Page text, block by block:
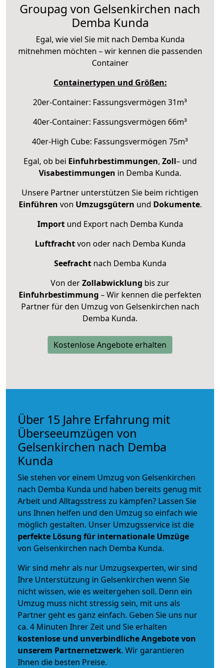
Groupag von Gelsenkirchen nach
Demba Kunda
Egal, wie viel Sie mit nach Demba Kunda
mitnehmen möchten – wir kennen die passenden
Container
Containertypen und Größen:
20er-Container: Fassungsvermögen 31m³
40er-Container: Fassungsvermögen 66m³
40er-High Cube: Fassungsvermögen 75m³
Egal, ob bei Einfuhrbestimmungen, Zoll– und
Visabestimmungen in Demba Kunda.
Unsere Partner unterstützen Sie beim richtigen
Einführen von Umzugsgütern und Dokumente.
Importund Export nach Demba Kunda
Luftfrachtvon oder nach Demba Kunda
Seefrachtnach Demba Kunda
Von derZollabwicklung bis zur
Einfuhrbestimmung – Wir kennen die perfekten
Partner für den Umzug von Gelsenkirchen nach
Demba Kunda.
Kostenlose Angebote erhalten
Über 15 Jahre Erfahrung mit
Überseeumzügen von
Gelsenkirchen nach Demba
Kunda
Sie stehen vor einem Umzug von Gelsenkirchen
nach Demba Kunda und haben bereits genug mit
Arbeit und Alltagsstress zu kämpfen? Lassen Sie
uns Ihnen helfen und den Umzug so einfach wie
möglich gestalten. Unser Umzugsservice ist die
perfekte Lösung für internationale Umzüge
von Gelsenkirchen nach Demba Kunda.
Wir sind mehr als nur Umzugsexperten, wir sind
Ihre Unterstützung in Gelsenkirchen wenn Sie
nicht wissen, wie es weitergehen soll. Denn ein
Umzug muss nicht stressig sein, mit uns als
Partner geht es ganz einfach. Geben Sie uns nur
ca. 4 Minuten Ihrer Zeit und Sie erhalten
kostenlose und unverbindlicheAngebote von
unserem Partnernetzwerk. Wir garantieren
Ihnen die besten Preise.